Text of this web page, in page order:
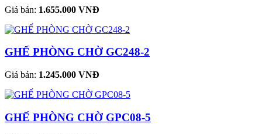
Giá bán: 1.655.000 VNĐ
GHẾ PHÒNG CHỜ GC248-2
Giá bán: 1.245.000 VNĐ
GHẾ PHÒNG CHỜ GPC08-5